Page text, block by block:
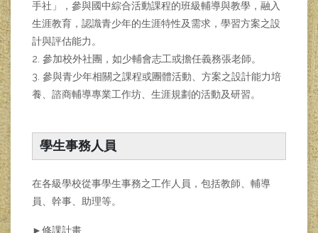
手社」，參與國中綜合活動課程的班級輔導與教學，融入
生涯教育，認識青少年的生涯特性及需求，學習方案之設
計與評估能力。
2. 參加校外社團，如少輔會志工或擔任義務張老師。
3. 參與青少年相關之課程或團體活動、方案之設計能力培
養、諮商輔導專業工作坊、生涯規劃的活動及研習。
學生事務人員
在各級學校從事學生事務之工作人員，包括教師、輔導
員、幹事、助理等。
►修課計畫